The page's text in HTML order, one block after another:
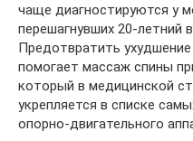
чаще диагностируются у
перешагнувших 20-летний
Предотвратить
помогает массаж спины
который в медицинской
укрепляется в списке
опорно-двигательного